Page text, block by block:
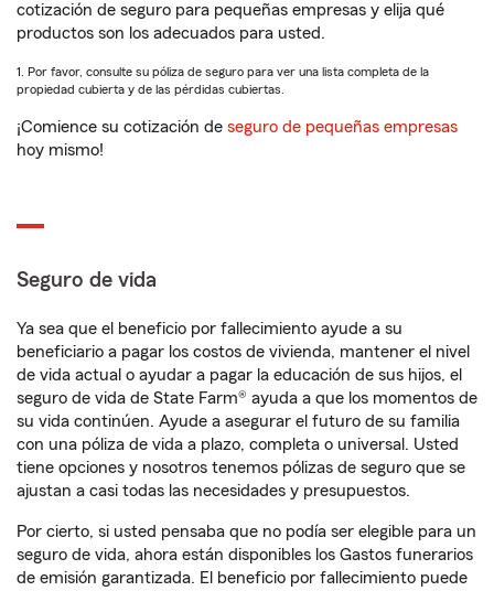
cotización de seguro para pequeñas empresas y elija qué
productos son los adecuados para usted.
1. Por favor, consulte su póliza de seguro para ver una lista completa de la
propiedad cubierta y de las pérdidas cubiertas.
¡Comience su cotización de seguro de pequeñas empresas
hoy mismo!
Seguro de vida
Ya sea que el beneficio por fallecimiento ayude a su
beneficiario a pagar los costos de vivienda, mantener el nivel
de vida actual o ayudar a pagar la educación de sus hijos, el
seguro de vida de State Farm® ayuda a que los momentos de
su vida continúen. Ayude a asegurar el futuro de su familia
con una póliza de vida a plazo, completa o universal. Usted
tiene opciones y nosotros tenemos pólizas de seguro que se
ajustan a casi todas las necesidades y presupuestos.
Por cierto, si usted pensaba que no podía ser elegible para un
seguro de vida, ahora están disponibles los Gastos funerarios
de emisión garantizada. El beneficio por fallecimiento puede